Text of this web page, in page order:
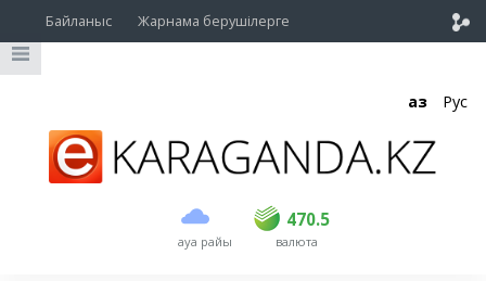
Байланыс Жарнама берушілерге
Қаз Рус
ауа райы
470.5
USD 469 470.5
EUR валюта